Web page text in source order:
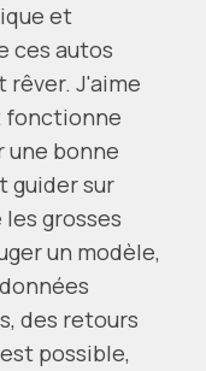
et
ces autos
J'aime
fonctionne
une bonne
guider sur
grosses
un modèle,
des retours
possible,